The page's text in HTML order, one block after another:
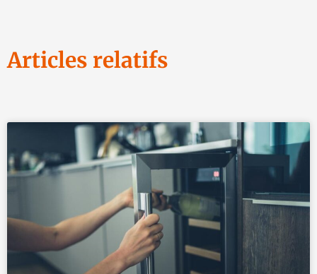
Articles relatifs